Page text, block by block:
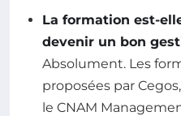
La formation est-
devenir un bon
Absolument. Les
proposées par
le CNAM